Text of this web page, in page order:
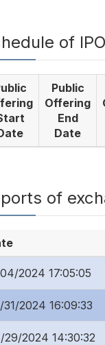
of
Public
Offering
End
Date
of
2024 17:05:05
2024 16:09:33
29/2024 14:30:32